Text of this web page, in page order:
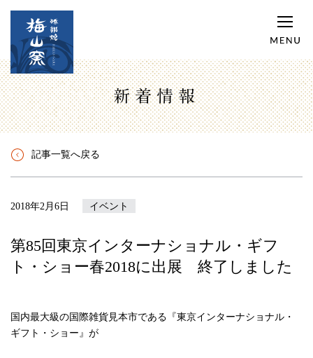
新着情報
記事一覧へ戻る
2018年2月6日 イベント
第85回東京インターナショナル・ギフ
ト・ショー春2018に出展 終了しました
国内最大級の国際雑貨見本市である『東京インターナショナル・
ギフト・ショー』が